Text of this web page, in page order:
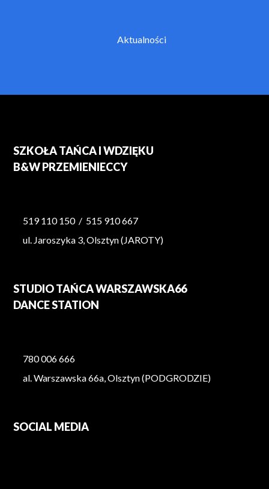
Aktualności
SZKOŁA TAŃCA I WDZIĘKU
B&W PRZEMIENIECCY
519 110 150 / 515 910 667
ul. Jaroszyka 3, Olsztyn (JAROTY)
STUDIO TAŃCA WARSZAWSKA66
DANCE STATION
780 006 666
al. Warszawska 66a, Olsztyn (PODGRODZIE)
SOCIAL MEDIA